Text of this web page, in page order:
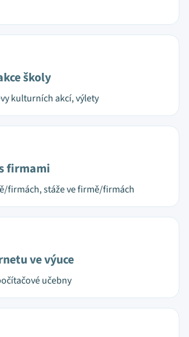
školy
kulturních akcí, výlety
firmami
firmách, stáže ve firmě/firmách
ve výuce
učebny